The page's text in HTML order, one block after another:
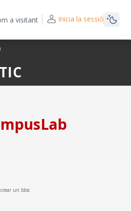
a visitant Inicia la sessió
un bloc